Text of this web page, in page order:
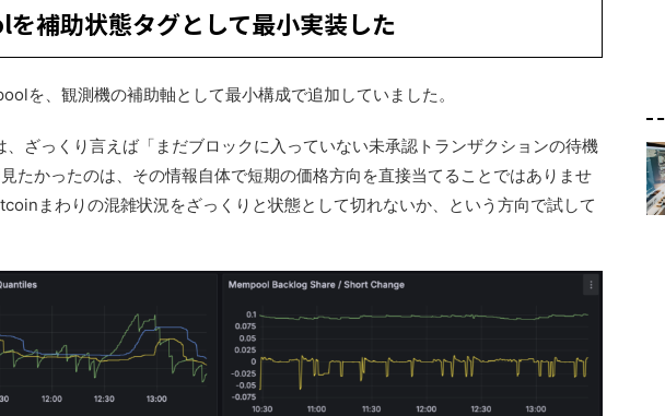
補助状態タグとして最小実装した
を、観測機の補助軸として最小構成で追加していました。
ざっくり言えば「まだブロックに入っていない未承認トランザクションの待機
たかったのは、その情報自体で短期の価格方向を直接当てることではありませ
まわりの混雑状況をざっくりと状態として切れないか、という方向で試して